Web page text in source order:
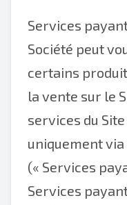
Services
Société peut
certains
la vente sur le
services du
uniquement
(« Services
Services